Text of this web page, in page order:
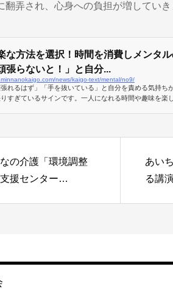
弄され、心身への負担が増していき
な方法を選択！時間を消費しメンタ
張らないと！」と自分...
news/kaigo-text/mental/no9/
張れるはず」「手を抜いている」と自分を責める気持ち
すぎているサインです。一人になれる時間や趣味を楽
なの介護「環境調整
援センター…
あい
る講